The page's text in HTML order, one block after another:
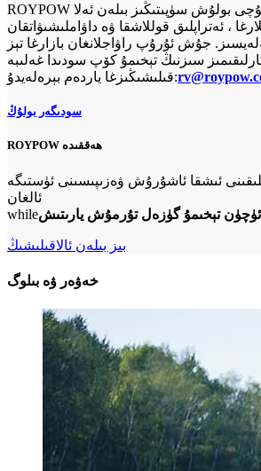
ROYPOW نىڭ ئىشەنچلىك ساتقۇچى بولۇش سۈپىتىڭىز بىلەن ئەلا
، ئەتراپلىق قوللاشقا ۋە داۋاملىشىۋاتقان
جۇش ئۇرۇپ راۋاجلانغان بازارغا تېز
سىزنىڭ تېخىمۇ كۆپ سودىدا غەلىبە
قىلىشىڭىزغا ياردەم بېرەلەيدۇ:
سودىگەر بولۇڭ
ROYPOW ھەققىدە
ئىشقا ئاشۇرۇش ۋەزىپىسىنى ئۈستىگە
ئالغان
while
بىز بىلەن ئالاقىلىشىڭ
خەۋەر ۋە بىلوگ